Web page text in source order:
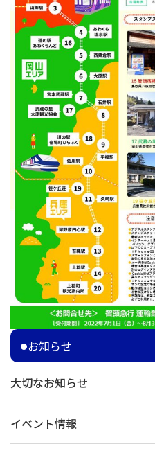
お知らせ
大切なお知らせ
イベント情報